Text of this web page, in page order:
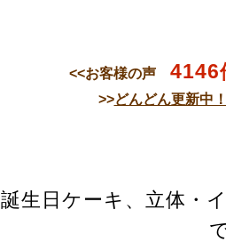
<<お客様の声 4146
>>どんどん更新中
誕生日ケーキ、立体・